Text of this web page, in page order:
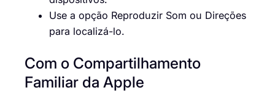
Use a opção Reproduzir Som ou Direções
para localizá-lo.
Com o Compartilhamento
Familiar da Apple